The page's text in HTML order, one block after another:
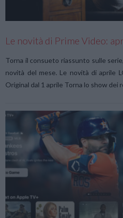
Le novità di Prime Video:
Torna il consueto riassunto sulle
novità del mese. Le novità di aprile
Original dal 1 aprile Torna lo show dei